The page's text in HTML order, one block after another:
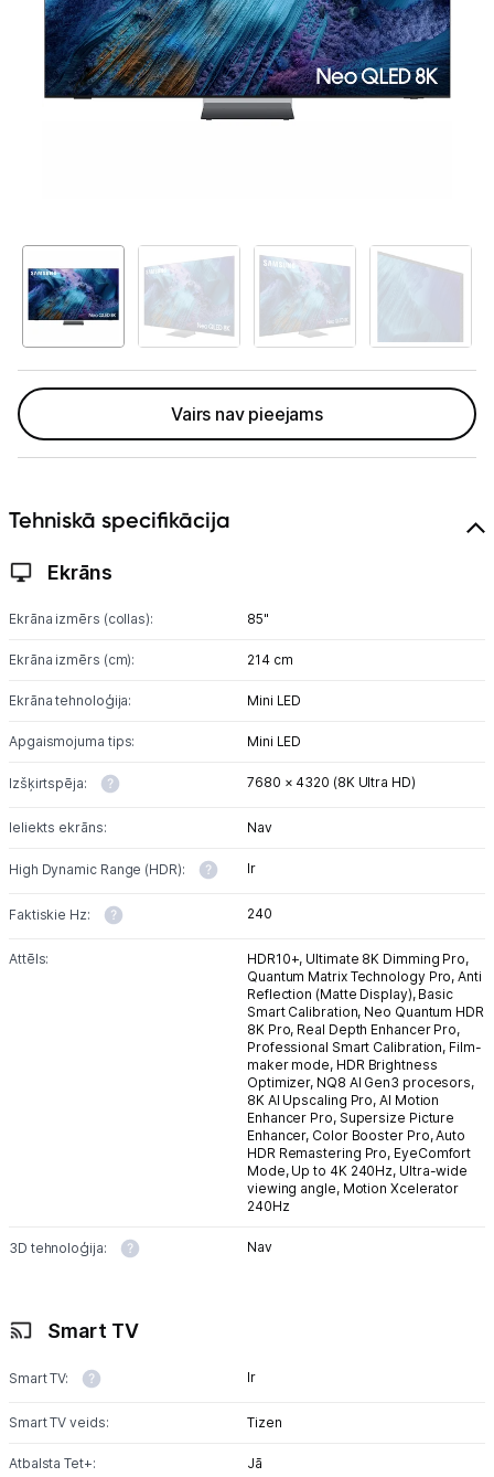
Televizoru stiprinājumi
TV rāmji
Pārsprieguma aizsargi
TV statīvi
Tet Virszemes televīzija
TV iekārtas
Spēļu konsoles
Studijas skaņas aprīkojums
Viedierīces
Sadzīves tehnika
Skaistumkopšana
Ražotāju atjaunota tehnika
Vēlmju saraksts
Piegāde un apmaksa
Uzņēmumiem
Kontakti
Informācija
Vairs nav pieejams
Tehniskā specifikācija
Ekrāns
Ekrāna izmērs (collas): 85"
Ekrāna izmērs (cm): 214 cm
Ekrāna tehnoloģija: Mini LED
Apgaismojuma tips: Mini LED
Izšķirtspēja: 7680 × 4320 (8K Ultra HD)
Ieliekts ekrāns: Nav
High Dynamic Range (HDR): Ir
Faktiskie Hz: 240
Attēls: HDR10+, Ultimate 8K Dimming Pro,
Quantum Matrix Technology Pro,Anti
Reflection (Matte Display), Basic
Smart Calibration, Neo Quantum HDR
8K Pro, Real Depth Enhancer Pro,
Professional Smart Calibration, Film-
maker mode, HDR Brightness
Optimizer, NQ8 AI Gen3 procesors,
8K AI Upscaling Pro,AI Motion
Enhancer Pro, Supersize Picture
Enhancer, Color Booster Pro,Auto
HDR Remastering Pro, EyeComfort
Mode, Up to 4K 240Hz, Ultra-wide
viewing angle, Motion Xcelerator
240Hz
3D tehnoloģija: Nav
Smart TV
Smart TV: Ir
Smart TV veids: Tizen
Atbalsta Tet+: Jā